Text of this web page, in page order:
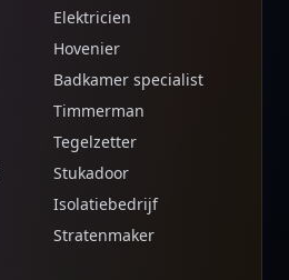
Elektricien
Hovenier
Badkamer specialist
Timmerman
Tegelzetter
Stukadoor
Isolatiebedrijf
Stratenmaker